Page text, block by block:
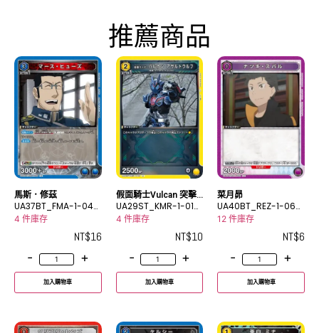
推薦商品
馬斯．修茲
UA37BT_FMA-1-046
R
4 件庫存
NT$16
-
+
加入購物車
假面騎士Vulcan 突擊
野狼
UA29ST_KMR-1-016
U
4 件庫存
NT$10
-
+
加入購物車
菜月昴
UA40BT_REZ-1-068
C
12 件庫存
NT$6
-
+
加入購物車